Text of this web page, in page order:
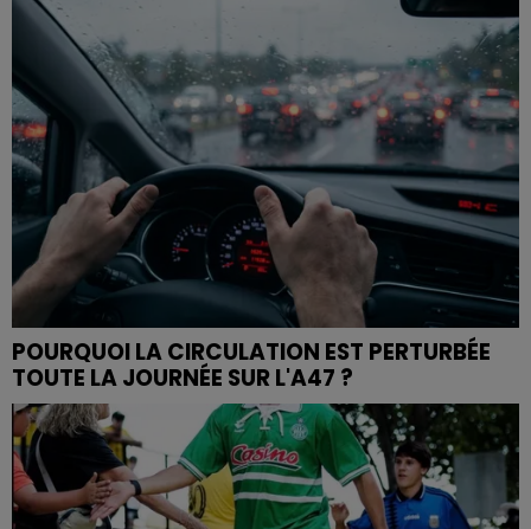
POURQUOI LA CIRCULATION EST PERTURBÉE
TOUTE LA JOURNÉE SUR L'A47 ?